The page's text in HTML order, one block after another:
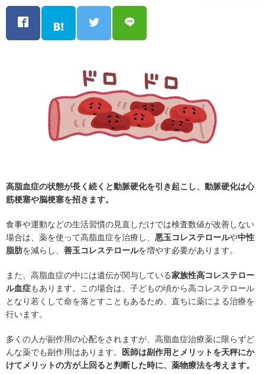
高脂血症の状態が長く続くと動脈硬化を引き起こし、動脈硬化は心
筋梗塞や脳梗塞を招きます。
食事や運動などの生活習慣の見直しだけでは検査数値が改善しない
場合は、薬を使って高脂血症を治療し、 悪玉コレステロールや中性
脂肪を減らし、 善玉コレステロールを増やす必要があります。
また、高脂血症の中には遺伝が関与している家族性高コレステロー
ル血症もあります。この場合は、子どもの頃から高コレステロール
となり若くして命を落とすこともあるため、直ちに薬による治療を
行います。
多くの人が副作用の心配をされますが、高脂血症治療薬に限らずど
んな薬でも副作用はあります。
医師は副作用とメリットを天秤にか
けてメリットの方が上回ると判断した時に、薬物療法を考えます。